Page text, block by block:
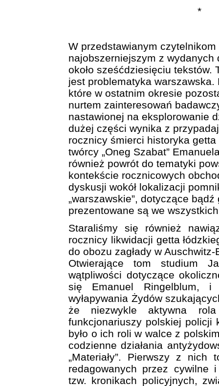
W przedstawianym czytelnikom
najobszerniejszym z wydanych
około sześćdziesięciu tekstów.
jest problematyka warszawska.
które w ostatnim okresie
nurtem zainteresowań
nastawionej na eksplorowanie
dużej części wynika z
rocznicy śmierci historyka
twórcy „Oneg Szabat”
również powrót do tematyki
kontekście rocznicowych
dyskusji wokół lokalizacji
„warszawskie”, dotyczące
prezentowane są we
Staraliśmy się również
rocznicy likwidacji getta
do obozu zagłady w Auschwitz-
Otwierające tom studium
wątpliwości dotyczące
się Emanuel Ringelblum, i
wyłapywania Żydów
że niezwykle aktywna rola
funkcjonariuszy polskiej policji
było o ich roli w walce z
codzienne działania
„Materiały”. Pierwszy z
redagowanych przez cywilne
tzw. kronikach policyjnych,